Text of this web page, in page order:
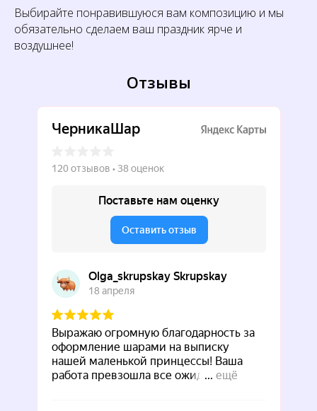
Выбирайте понравившуюся вам композицию и мы
обязательно сделаем ваш праздник ярче и
воздушнее!
Отзывы